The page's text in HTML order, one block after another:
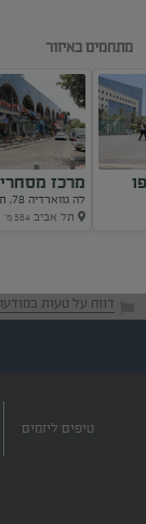
מתחמים באיזור
מרכז
לה גווארדיה 78, תל אביב יפו
תל אביב 384 מ'
דווח על טעות
טיפים ליזמים